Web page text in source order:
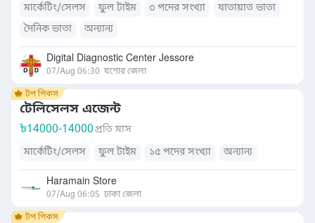
মার্কেটিং/সেলস ফুল টাইম ৩ পদের সংখ্যা
যাতায়াত ভাতা
দৈনিক ভাতা
অন্যান্য
Digital Diagnostic Center Jessore
07/Aug 06:30 যশোর জেলা
টেলিসেলস এজেন্ট
৳14000-14000প্রতি মাস
মার্কেটিং/সেলস
ফুল টাইম ১৫ পদের সংখ্যা অন্যান্য
Haramain Store
07/Aug 06:05 ঢাকা জেলা